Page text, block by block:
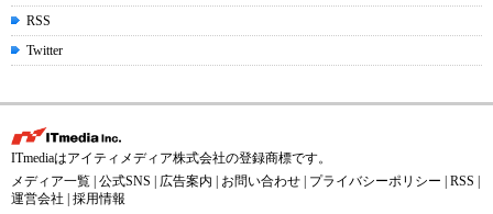
RSS
Twitter
ITmediaはアイティメディア株式会社の登録商標です。
メディア一覧 公式SNS 広告案内 お問い合わせ プライバシーポリシー RSS
運営会社
採用情報